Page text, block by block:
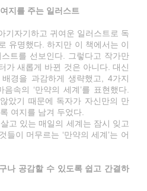
지를 주는 일러스트
기자기하고 귀여운 일러스트로 독
유명했다. 하지만 이 책에서는 이
트를 선보인다. 그렇다고 작가만
가 새롭게 바뀐 것은 아니다. 대신
경을 과감하게 생략했고, 4가지
속의 ‘만약의 세계’를 표현했다.
았기 때문에 독자가 자신만의 만
여지를 남겨 두었다.
고 있는 매일의 세계는 잠시 잊고
들이 머무르는 ‘만약의 세계’는 어
나 공감할 수 있도록 쉽고 간결하